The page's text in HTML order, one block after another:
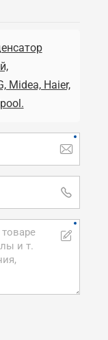
Midea, Haier,